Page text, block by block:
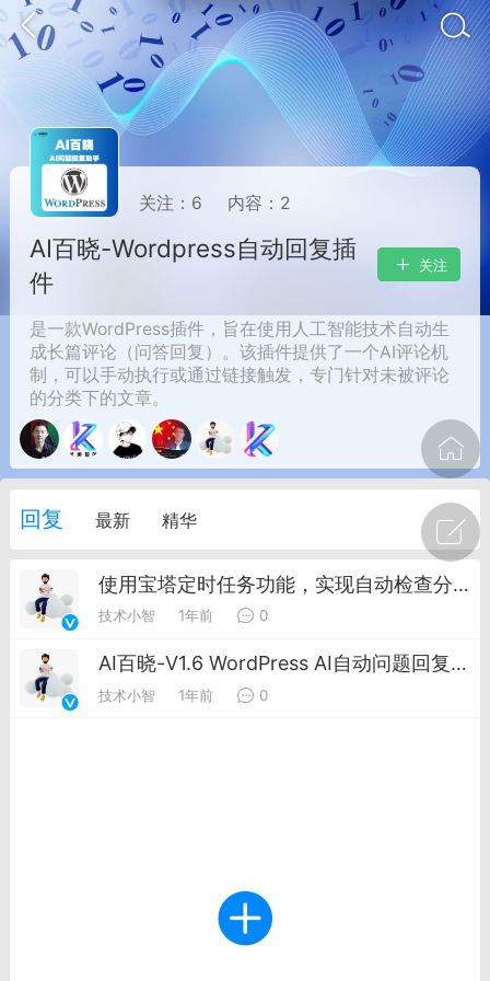
29 10:10 电脑端 智狐AI工作台
中英翻译
事想用上客户端...
州
21
聚合API
龙坤智创合作品牌
26 00:53
电脑端 公开内容
Max 的新默认模型，并成为
关注： 6 内容： 2
AI百晓-Wordpress自动回复插
件
关注
是一款WordPress插件，旨在使用人工智能技术自动生
成长篇评论（问答回复）。该插件提供了一个AI评论机
制，可以手动执行或通过链接触发，专门针对未被评论
的分类下的文章。
回复 最新 精华
使用宝塔定时任务功能，实现自动检查分类下未回复的文章并自动回复教程
技术小智 1年前 0
AI百晓-V1.6 WordPress AI自动问题回复插件 支持通用主题和B2主题
技术小智 1年前 0